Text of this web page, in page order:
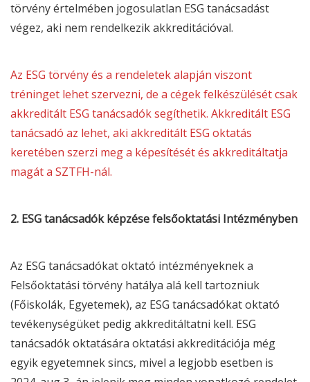
törvény értelmében jogosulatlan ESG tanácsadást
végez, aki nem rendelkezik akkreditációval.
Az ESG törvény és a rendeletek alapján viszont
tréninget lehet szervezni, de a cégek felkészülését csak
akkreditált ESG tanácsadók segíthetik. Akkreditált ESG
tanácsadó az lehet, aki akkreditált ESG oktatás
keretében szerzi meg a képesítését és akkreditáltatja
magát a SZTFH-nál.
2. ESGtanácsadók képzése felsőoktatási Intézményben
Az ESG tanácsadókat oktató intézményeknek a
Felsőoktatási törvény hatálya alá kell tartozniuk
(Főiskolák, Egyetemek), az ESG tanácsadókat oktató
tevékenységüket pedig akkreditáltatni kell. ESG
tanácsadók oktatására oktatási akkreditációja még
egyik egyetemnek sincs, mivel a legjobb esetben is